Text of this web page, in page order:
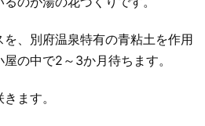
、別府温泉特有の青粘土を作用
の中で2～3か月待ちます。
ます。